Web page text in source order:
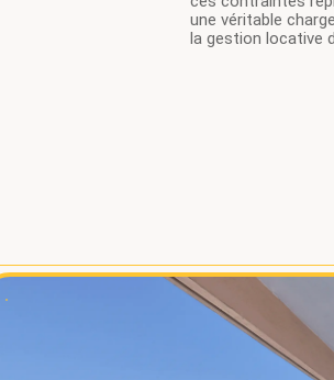
une véritable
la gestion locative